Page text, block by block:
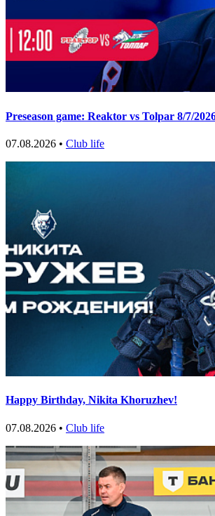
Preseason game: Reaktor vs Tolpar 8/7/
07.08.2026 • Club life
Happy Birthday, Nikita Khoruzhev!
07.08.2026 • Club life